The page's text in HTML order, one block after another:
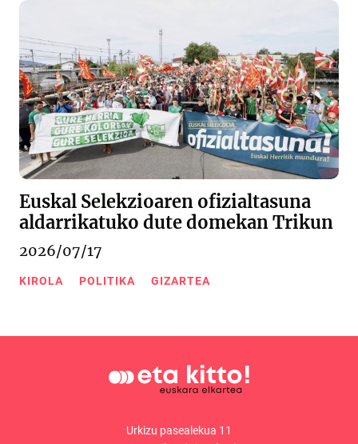
Euskal Selekzioaren ofizialtasuna
aldarrikatuko dute domekan Trikun
2026/07/17
KIROLA POLITIKA GIZARTEA
Urkizu pasealekua 11